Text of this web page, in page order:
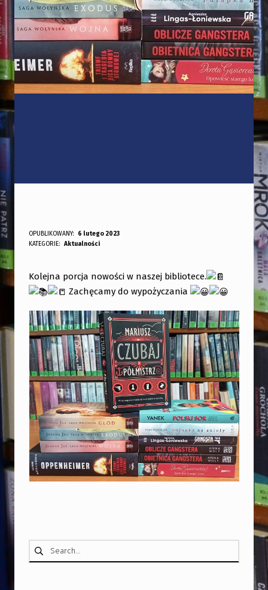
OPUBLIKOWANY: 6 lutego 2023
DODANY PRZEZ:
KATEGORIE: Aktualności
Kolejna porcja nowości w naszej bibliotece.
Zachęcamy do wypożyczania
Szukaj: